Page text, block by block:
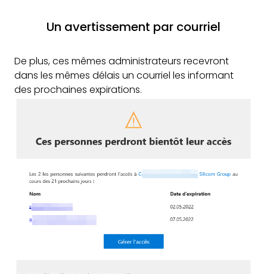
Un avertissement par courriel
De plus, ces mêmes administrateurs recevront
dans les mêmes délais un courriel les informant
des prochaines expirations.